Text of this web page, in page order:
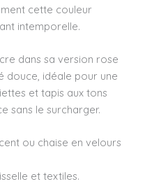
cette couleur
intemporelle.
dans sa version rose
douce, idéale pour une
et tapis aux tons
sans le surcharger.
ou chaise en velours
et textiles.